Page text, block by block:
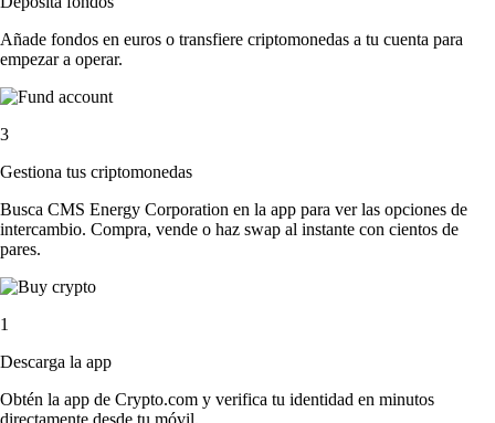
Añade fondos en euros o transfiere criptomonedas a tu cuenta para
empezar a operar.
3
Gestiona tus criptomonedas
Busca CMS Energy Corporation en la app para ver las opciones de
intercambio. Compra, vende o haz swap al instante con cientos de
pares.
1
Descarga la app
Obtén la app de Crypto.com y verifica tu identidad en minutos
directamente desde tu móvil.